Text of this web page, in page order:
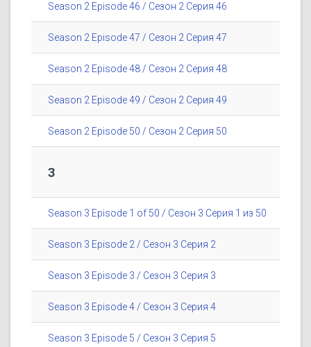
Season 2 Episode 46 / Сезон 2 Серия 46
Season 2 Episode 47 / Сезон 2 Серия 47
Season 2 Episode 48 / Сезон 2 Серия 48
Season 2 Episode 49 / Сезон 2 Серия 49
Season 2 Episode 50 / Сезон 2 Серия 50
3
Season 3 Episode 1 of 50 / Сезон 3 Серия 1 из 50
Season 3 Episode 2 / Сезон 3 Серия 2
Season 3 Episode 3 / Сезон 3 Серия 3
Season 3 Episode 4 / Сезон 3 Серия 4
Season 3 Episode 5 / Сезон 3 Серия 5